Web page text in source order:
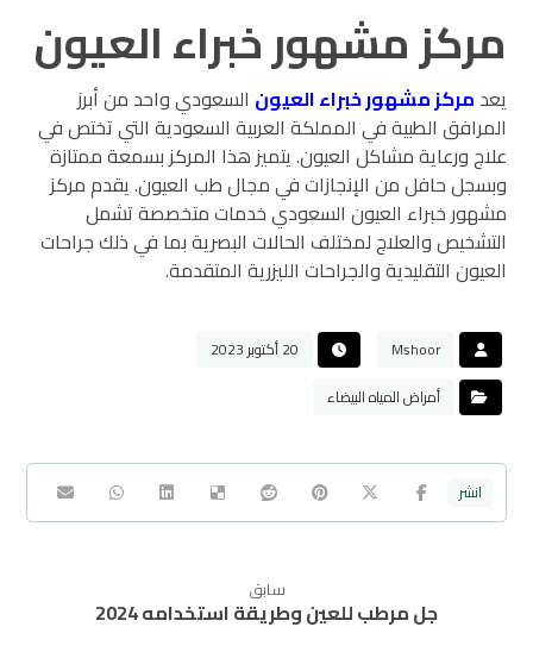
مركز مشهور خبراء العيون
يعد مركز مشهور خبراء العيون السعودي واحد من أبرز
المرافق الطبية في المملكة العربية السعودية التي تختص في
علاج ورعاية مشاكل العيون. يتميز هذا المركز بسمعة ممتازة
وبسجل حافل من الإنجازات في مجال طب العيون. يقدم مركز
مشهور خبراء العيون السعودي خدمات متخصصة تشمل
التشخيص والعلاج لمختلف الحالات البصرية بما في ذلك جراحات
العيون التقليدية والجراحات الليزرية المتقدمة.
Mshoor
20 أكتوبر 2023
أمراض المياه البيضاء
سابق
جل مرطب للعين وطريقة استخدامه 2024